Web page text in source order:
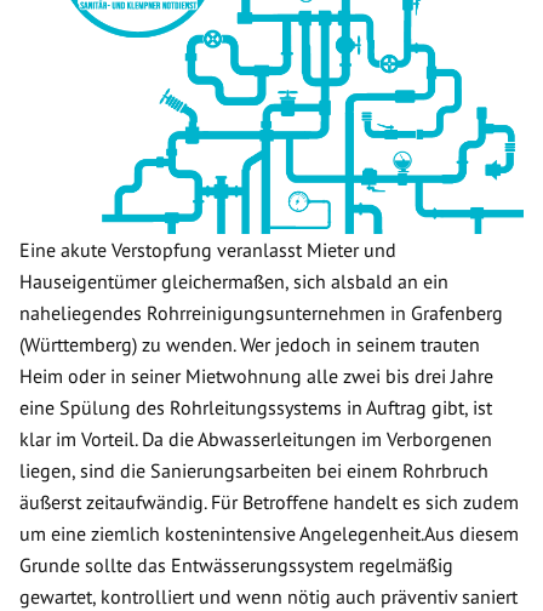
Eine akute Verstopfung veranlasst Mieter und
Hauseigentümer gleichermaßen, sich alsbald an ein
naheliegendes Rohrreinigungsunternehmen in Grafenberg
(Württemberg) zu wenden. Wer jedoch in seinem trauten
Heim oder in seiner Mietwohnung alle zwei bis drei Jahre
eine Spülung des Rohrleitungssystems in Auftrag gibt, ist
klar im Vorteil. Da die Abwasserleitungen im Verborgenen
liegen, sind die Sanierungsarbeiten bei einem Rohrbruch
äußerst zeitaufwändig. Für Betroffene handelt es sich zudem
um eine ziemlich kostenintensive Angelegenheit.Aus diesem
Grunde sollte das Entwässerungssystem regelmäßig
gewartet, kontrolliert und wenn nötig auch präventiv saniert